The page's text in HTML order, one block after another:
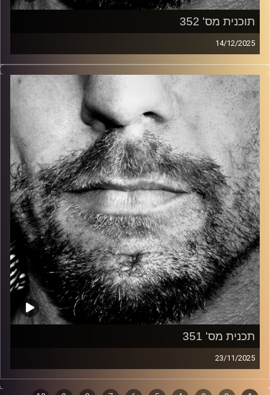
תוכנית מס' 352
14/12/2025
זיפים, מוזיקה מחוספסת של הופעות חיות. הרבה ג'אם, רוק,
בלוז, bluegrass, ג'אז, Fאנק, פרוגרסיב ואפילו אלקטרוניקה.
כל מה שחי, אמיתי ונושם.
עם שמוליק רגב.
קרדיט תמונות: David Goehring
תכנית מס' 351
23/11/2025
זיפים, מוזיקה מחוספסת של הופעות חיות. הרבה ג'אם, רוק,
בלוז, bluegrass, ג'אז, Fאנק, פרוגרסיב ואפילו אלקטרוניקה.